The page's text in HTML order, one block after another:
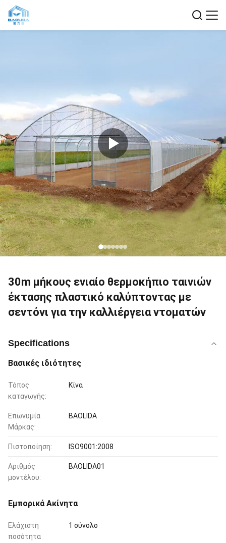
30m μήκους ενιαίο θερμοκήπιο ταινιών
έκτασης πλαστικό καλύπτοντας με
σεντόνι για την καλλιέργεια ντοματών
Specifications
Βασικές ιδιότητες
Τόπος
καταγωγής:
Κίνα
Επωνυμία
Μάρκας:
BAOLIDA
Πιστοποίηση: ISO9001:2008
Αριθμός
μοντέλου:
BAOLIDA01
Εμπορικά Ακίνητα
Ελάχιστη
ποσότητα
1 σύνολο